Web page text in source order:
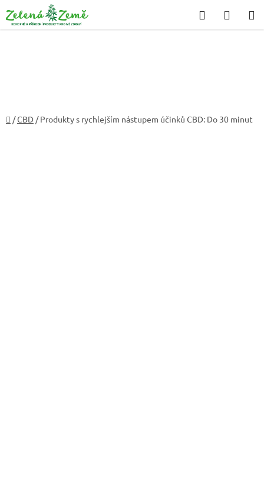
na
obsah
Hledat
KOŠÍK
Domů
/CBD / Produkty s rychlejším nástupem účinků CBD: Do 30 minut